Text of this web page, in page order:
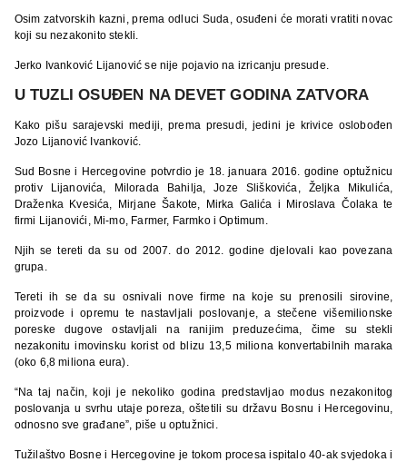
Osim zatvorskih kazni, prema odluci Suda, osuđeni će morati vratiti novac
koji su nezakonito stekli.
Jerko Ivanković Lijanović se nije pojavio na izricanju presude.
U TUZLI OSUĐEN NA DEVET GODINA ZATVORA
Kako pišu sarajevski mediji, prema presudi, jedini je krivice oslobođen
Jozo Lijanović Ivanković.
Sud Bosne i Hercegovine potvrdio je 18. januara 2016. godine optužnicu
protiv Lijanovića, Milorada Bahilja, Joze Sliškovića, Željka Mikulića,
Draženka Kvesića, Mirjane Šakote, Mirka Galića i Miroslava Čolaka te
firmi Lijanovići, Mi-mo, Farmer, Farmko i Optimum.
Njih se tereti da su od 2007. do 2012. godine djelovali kao povezana
grupa.
Tereti ih se da su osnivali nove firme na koje su prenosili sirovine,
proizvode i opremu te nastavljali poslovanje, a stečene višemilionske
poreske dugove ostavljali na ranijim preduzećima, čime su stekli
nezakonitu imovinsku korist od blizu 13,5 miliona konvertabilnih maraka
(oko 6,8 miliona eura).
“Na taj način, koji je nekoliko godina predstavljao modus nezakonitog
poslovanja u svrhu utaje poreza, oštetili su državu Bosnu i Hercegovinu,
odnosno sve građane”, piše u optužnici.
Tužilaštvo Bosne i Hercegovine je tokom procesa ispitalo 40-ak svjedoka i